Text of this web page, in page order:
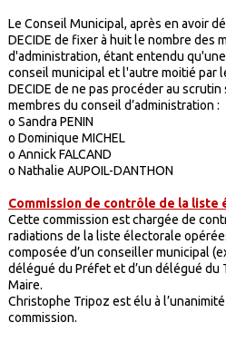
Le Conseil Municipal, après en avoir
DECIDE de fixer à huit le nombre des
d'administration, étant entendu
conseil municipal et l'autre moitié par
DECIDE de ne pas procéder au scrutin
membres du conseil d’administration :
o Sandra PENIN
o Dominique MICHEL
o Annick FALCAND
o Nathalie AUPOIL-DANTHON
Commission de contrôle de la liste
Cette commission est chargée de
radiations de la liste électorale
composée d’un conseiller municipal
délégué du Préfet et d’un délégué du
Maire.
Christophe Tripoz est élu à
commission.